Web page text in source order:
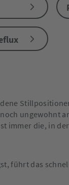
ungewohnt
immer die, in
führt das